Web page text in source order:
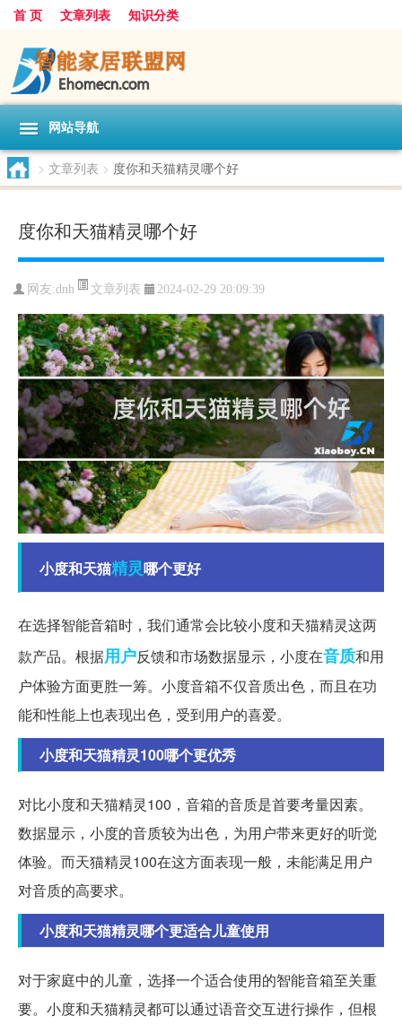
首 页 文章列表 知识分类
网站导航
> 文章列表 > 度你和天猫精灵哪个好
度你和天猫精灵哪个好
网友:dnh 文章列表 2024-02-29 20:09:39
小度和天猫精灵哪个更好
在选择智能音箱时，我们通常会比较小度和天猫精灵这两
款产品。根据用户反馈和市场数据显示，小度在音质和用
户体验方面更胜一筹。小度音箱不仅音质出色，而且在功
能和性能上也表现出色，受到用户的喜爱。
小度和天猫精灵100哪个更优秀
对比小度和天猫精灵100，音箱的音质是首要考量因素。
数据显示，小度的音质较为出色，为用户带来更好的听觉
体验。而天猫精灵100在这方面表现一般，未能满足用户
对音质的高要求。
小度和天猫精灵哪个更适合儿童使用
对于家庭中的儿童，选择一个适合使用的智能音箱至关重
要。小度和天猫精灵都可以通过语音交互进行操作，但根